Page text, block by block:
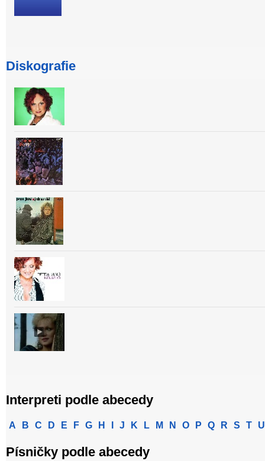
Diskografie
Interpreti podle abecedy
A B C D E F G H J K L M N O P Q R S T U
Písničky podle abecedy